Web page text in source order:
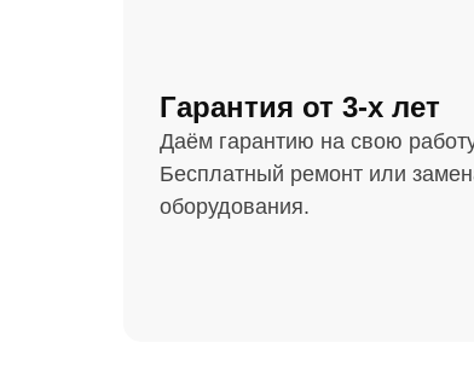
Гарантия от 3-х лет
Даём гарантию на свою
Бесплатный ремонт или
оборудования.